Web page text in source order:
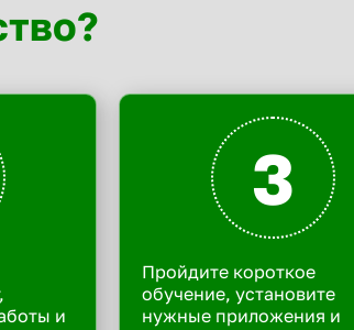
и
3
Пройдите короткое
обучение, установите
нужные приложения и